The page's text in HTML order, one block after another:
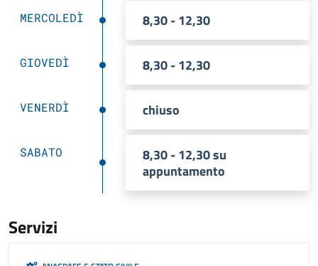
MERCOLEDÌ 8,30 - 12,30
GIOVEDÌ 8,30 - 12,30
VENERDÌ chiuso
SABATO
8,30 - 12,30 su
appuntamento
Servizi